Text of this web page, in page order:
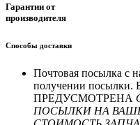
Гарантии от
производителя
Способы доставки
Почтовая посылка с
получении посылки.
ПРЕДУСМОТРЕНА
ПОСЫЛКИ НА